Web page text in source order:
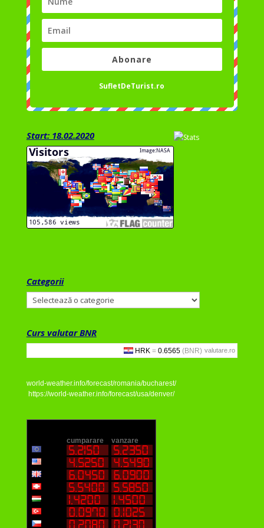
Abonare
SufletDeTurist.ro
Start: 18.02.2020
Categorii
Categorii
Curs valutar BNR
valutare.ro
world-weather.info/forecast/romania/bucharest/
https://world-weather.info/forecast/usa/denver/